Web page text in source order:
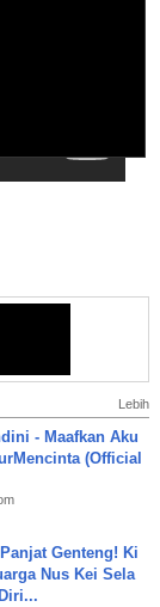
Lebih
- Maafkan Aku
(Official
Genteng! Ki
Nus Kei Sela